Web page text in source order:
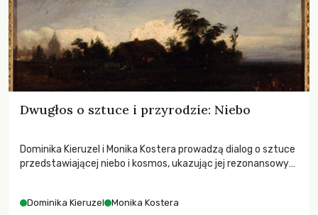
Dwugłos o sztuce i przyrodzie: Niebo
Dominika Kieruzel i Monika Kostera prowadzą dialog o sztuce
przedstawiającej niebo i kosmos, ukazując jej rezonansowy
Dominika Kieruzel Monika Kostera